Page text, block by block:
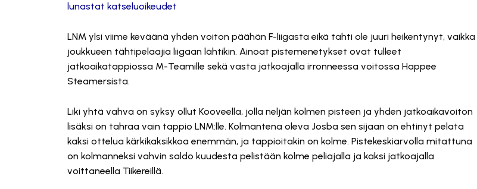
lunastat katseluoikeudet
LNM ylsi viime keväänä yhden voiton päähän F-liigasta eikä tahti ole juuri heikentynyt, vaikka
joukkueen tähtipelaajia liigaan lähtikin. Ainoat pistemenetykset ovat tulleet
jatkoaikatappiossa M-Teamille sekä vasta jatkoajalla irronneessa voitossa Happee
Steamersista.
Liki yhtä vahva on syksy ollut Kooveella, jolla neljän kolmen pisteen ja yhden jatkoaikavoiton
lisäksi on tahraa vain tappio LNM:lle. Kolmantena oleva Josba sen sijaan on ehtinyt pelata
kaksi ottelua kärkikaksikkoa enemmän, ja tappioitakin on kolme. Pistekeskiarvolla mitattuna
on kolmanneksi vahvin saldo kuudesta pelistään kolme peliajalla ja kaksi jatkoajalla
voittaneella Tiikereillä.